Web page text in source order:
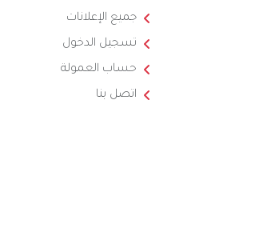
جميع الإعلانات
تسجيل الدخول
حساب العمولة
اتصل بنا